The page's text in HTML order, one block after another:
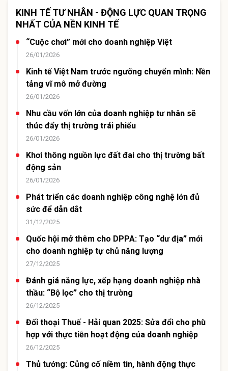
KINH TẾ TƯ NHÂN - ĐỘNG LỰC QUAN TRỌNG
NHẤT CỦA NỀN KINH TẾ
“Cuộc chơi” mới cho doanh nghiệp Việt
26/01/2026
Kinh tế Việt Nam trước ngưỡng chuyển mình: Nền
tảng vĩ mô mở đường
26/01/2026
Nhu cầu vốn lớn của doanh nghiệp tư nhân sẽ
thúc đẩy thị trường trái phiếu
26/01/2026
Khơi thông nguồn lực đất đai cho thị trường bất
động sản
26/01/2026
Phát triển các doanh nghiệp công nghệ lớn đủ
sức để dẫn dắt
31/12/2025
Quốc hội mở thêm cho DPPA: Tạo “dư địa” mới
cho doanh nghiệp tự chủ năng lượng
27/12/2025
Đánh giá năng lực, xếp hạng doanh nghiệp nhà
thầu: “Bộ lọc” cho thị trường
26/12/2025
Đối thoại Thuế - Hải quan 2025: Sửa đổi cho phù
hợp với thực tiễn hoạt động của doanh nghiệp
26/12/2025
Thủ tướng: Củng cố niềm tin, hành động thực